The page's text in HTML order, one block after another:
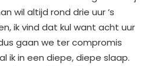
wil altijd rond drie uur ’s
ik vind dat kul want acht uur
gaan we ter compromis
ik in een diepe, diepe slaap.